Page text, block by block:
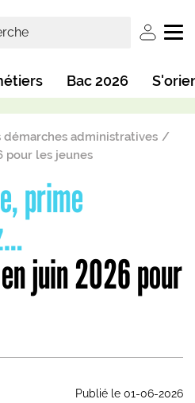
User
Bac 2026
démarches administratives
pour les jeunes
prime
juin 2026 pour
Publié le 01-06-2026